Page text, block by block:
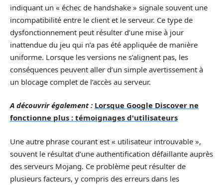
indiquant un « échec de handshake » signale souvent une
incompatibilité entre le client et le serveur. Ce type de
dysfonctionnement peut résulter d’une mise à jour
inattendue du jeu qui n’a pas été appliquée de manière
uniforme. Lorsque les versions ne s’alignent pas, les
conséquences peuvent aller d’un simple avertissement à
un blocage complet de l’accès au serveur.
A découvrir également : Lorsque Google Discover ne
fonctionne plus : témoignages d'utilisateurs
Une autre phrase courant est « utilisateur introuvable »,
souvent le résultat d’une authentification défaillante auprès
des serveurs Mojang. Ce problème peut résulter de
plusieurs facteurs, y compris des erreurs dans les